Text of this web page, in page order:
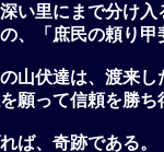
い里にまで分け
、「庶民の頼り
の山伏達は、渡来し
願って信頼を勝ち
ば、奇跡である。